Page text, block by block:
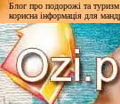
Блог про подорожі та туризм
корисна інформація для